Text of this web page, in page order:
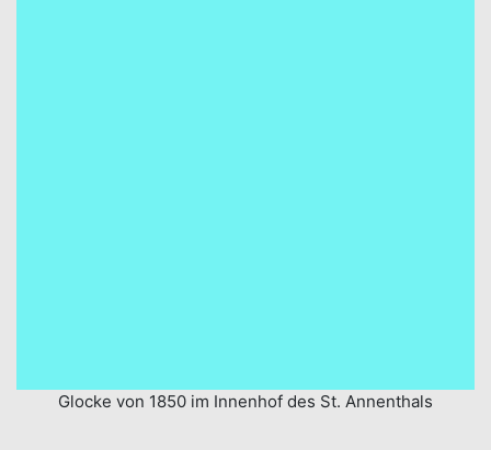
Glocke von 1850 im Innenhof des St. Annenthals